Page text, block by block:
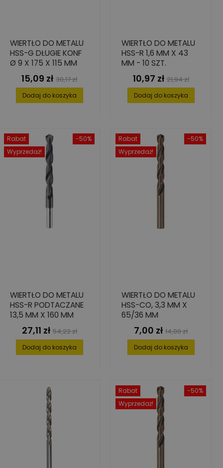
WIERTŁO DO METALU
HSS-G DŁUGIE KONF
Ø 9 X 175 X 115 MM
Cena
15,09 zł Cena
podstawowa
30,17 zł
Dodaj do koszyka
WIERTŁO DO METALU
HSS-R 1,6 MM X 43
MM - 10 SZT.
Cena
10,97 zł Cena
podstawowa
21,94 zł
Dodaj do koszyka
-50%
Rabat
Wyprzedaż!
WIERTŁO DO METALU
HSS-R PODTACZANE
13,5 MM X 160 MM
Cena
27,11 zł Cena
podstawowa
54,22 zł
Dodaj do koszyka
-50%
Rabat
Wyprzedaż!
WIERTŁO DO METALU
HSS-CO, 3,3 MM X
65/36 MM
Cena
7,00 zł Cena
podstawowa
14,00 zł
Dodaj do koszyka
-50%
Rabat
Wyprzedaż!